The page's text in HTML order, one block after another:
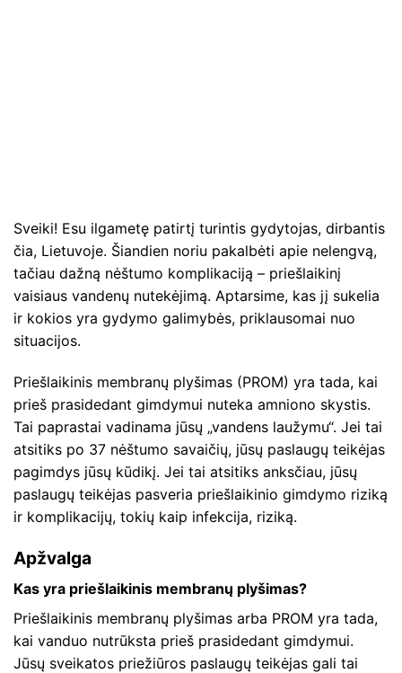
Sveiki! Esu ilgametę patirtį turintis gydytojas, dirbantis
čia, Lietuvoje. Šiandien noriu pakalbėti apie nelengvą,
tačiau dažną nėštumo komplikaciją – priešlaikinį
vaisiaus vandenų nutekėjimą. Aptarsime, kas jį sukelia
ir kokios yra gydymo galimybės, priklausomai nuo
situacijos.
Priešlaikinis membranų plyšimas (PROM) yra tada, kai
prieš prasidedant gimdymui nuteka amniono skystis.
Tai paprastai vadinama jūsų „vandens laužymu“. Jei tai
atsitiks po 37 nėštumo savaičių, jūsų paslaugų teikėjas
pagimdys jūsų kūdikį. Jei tai atsitiks anksčiau, jūsų
paslaugų teikėjas pasveria priešlaikinio gimdymo riziką
ir komplikacijų, tokių kaip infekcija, riziką.
Apžvalga
Kas yra priešlaikinis membranų plyšimas?
Priešlaikinis membranų plyšimas arba PROM yra tada,
kai vanduo nutrūksta prieš prasidedant gimdymui.
Jūsų sveikatos priežiūros paslaugų teikėjas gali tai